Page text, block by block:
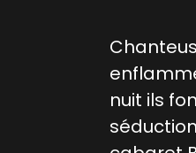
nuit ils